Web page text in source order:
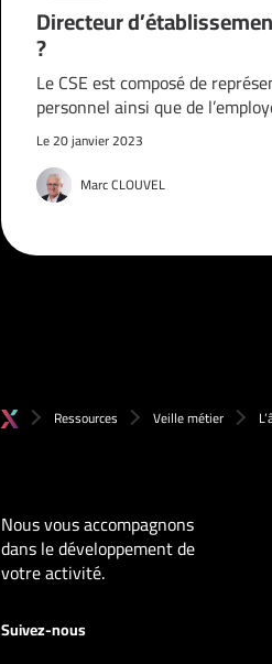
Directeur
?
Le CSE est composé de
personnel ainsi que de
Le 20 janvier 2023
Marc CLOUVEL
Ressources Veille métier
Nous vous accompagnons
dans le développement de
votre activité.
Suivez-nous